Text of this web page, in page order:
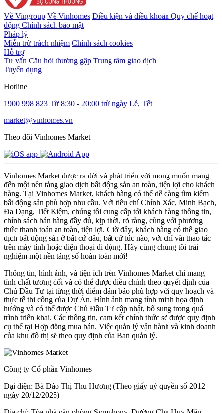
Về Vingroup Về Vinhomes Điều kiện và điều khoản Quy chế hoạt
động Chính sách bảo mật
Pháp lý
Miễn trừ trách nhiệm Chính sách cookies
Hỗ trợ
Tư vấn Câu hỏi thường gặp Trung tâm giao dịch
Tuyển dụng
Hotline
1900 998 823 Từ 8:30 - 20:00 trừ ngày Lễ, Tết
market@vinhomes.vn
Theo dõi Vinhomes Market
Vinhomes Market được ra đời và phát triển với mong muốn mang
đến một nền tảng giao dịch bất động sản an toàn, tiện lợi cho khách
hàng. Tại Vinhomes Market, khách hàng có thể dễ dàng tìm kiếm
bất động sản phù hợp nhu cầu. Với tiêu chí Chính Xác, Minh Bạch,
Đa Dạng, Tiết Kiệm, chúng tôi cung cấp tới khách hàng thông tin,
chính sách bán hàng đầy đủ, kịp thời, rõ ràng, cùng với phương
thức thanh toán an toàn, tiện lợi. Giờ đây, khách hàng có thể giao
dịch bất động sản ở bất cứ đâu, bất cứ lúc nào, với chỉ vài thao tác
trên máy tính hoặc điện thoại di động. Hãy cùng chúng tôi trải
nghiệm một nền tảng số hoàn toàn mới!
Thông tin, hình ảnh, và tiện ích trên Vinhomes Market chỉ mang
tính chất tương đối và có thể được điều chỉnh theo quyết định của
Chủ Đầu Tư tại từng thời điểm đảm bảo phù hợp với quy hoạch và
thực tế thi công của Dự Án. Hình ảnh mang tính minh họa định
hướng và có thể được Chủ Đầu Tư cập nhật, bổ sung trong quá
trình triển khai. Các thông tin, cam kết chính thức sẽ được quy định
cụ thể tại Hợp đồng mua bán. Việc quản lý vận hành và kinh doanh
của khu đô thị sẽ theo quy định của Ban quản lý.
Công ty Cổ phần Vinhomes
Đại diện: Bà Đào Thị Thu Hương (Theo giấy uỷ quyền số 2012
ngày 20/12/2025)